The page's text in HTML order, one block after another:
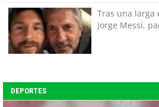
Tras una larga
Jorge Messi,
DEPORTES